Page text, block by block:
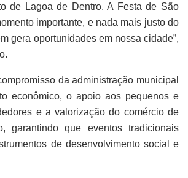
de Lagoa de Dentro. A Festa de São
importante, e nada mais justo do
gera oportunidades em nossa cidade”,
da administração municipal
econômico, o apoio aos pequenos e
e a valorização do comércio de
garantindo que eventos tradicionais
de desenvolvimento social e